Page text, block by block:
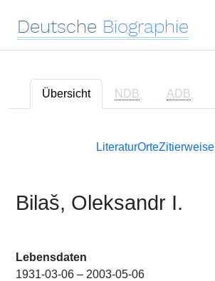
Deutsche Biographie
Übersicht NDB ADB
LiteraturOrteZitierweise
Bilaš, Oleksandr I.
Lebensdaten
1931-03-06 – 2003-05-06